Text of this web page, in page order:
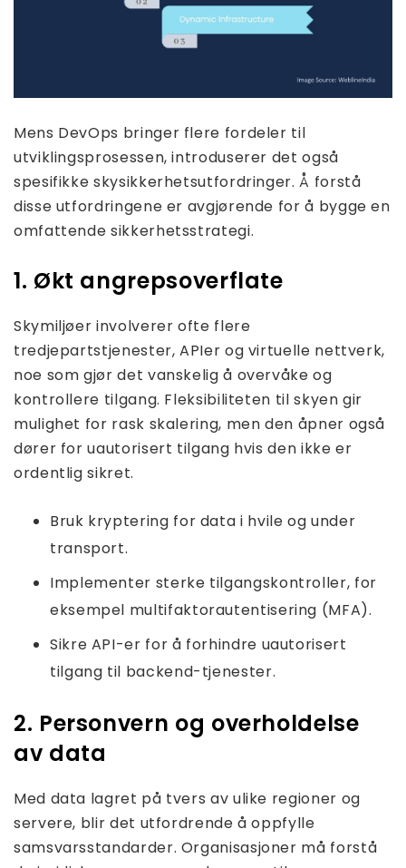
Mens DevOps bringer flere fordeler til
utviklingsprosessen, introduserer det også
spesifikke skysikkerhetsutfordringer. Å forstå
disse utfordringene er avgjørende for å bygge en
omfattende sikkerhetsstrategi.
1. Økt angrepsoverflate
Skymiljøer involverer ofte flere
tredjepartstjenester, APIer og virtuelle nettverk,
noe som gjør det vanskelig å overvåke og
kontrollere tilgang. Fleksibiliteten til skyen gir
mulighet for rask skalering, men den åpner også
dører for uautorisert tilgang hvis den ikke er
ordentlig sikret.
Bruk kryptering for data i hvile og under
transport.
Implementer sterke tilgangskontroller, for
eksempel multifaktorautentisering (MFA).
Sikre API-er for å forhindre uautorisert
tilgang til backend-tjenester.
2. Personvern og overholdelse
av data
Med data lagret på tvers av ulike regioner og
servere, blir det utfordrende å oppfylle
samsvarsstandarder. Organisasjoner må forstå